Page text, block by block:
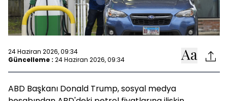
24 Haziran 2026, 09:34
Güncelleme : 24 Haziran 2026, 09:34
ABD Başkanı Donald Trump, sosyal medya